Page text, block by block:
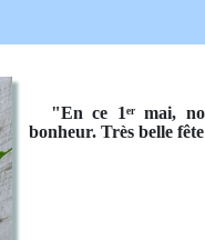
"En ce 1ᵉʳ mai,
bonheur. Très belle